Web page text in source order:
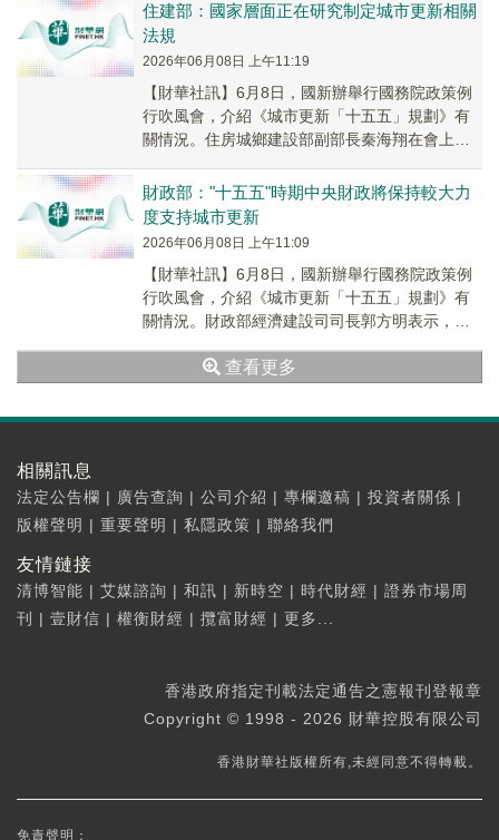
住建部：國家層面正在研究制定城市更新相關
法規
2026年06月08日 上午11:19
【財華社訊】6月8日，國新辦舉行國務院政策例
行吹風會，介紹《城市更新「十五五」規劃》有
關情況。住房城鄉建設部副部長秦海翔在會上表
我們支持...
財政部："十五五"時期中央財政將保持較大力
度支持城市更新
2026年06月08日 上午11:09
【財華社訊】6月8日，國新辦舉行國務院政策例
行吹風會，介紹《城市更新「十五五」規劃》有
關情況。財政部經濟建設司司長郭方明表示，財
務。比如，...查看更多
相關訊息
法定公告欄 | 廣告查詢 | 公司介紹 | 專欄邀稿 | 投資者關係 |
版權聲明 | 重要聲明 | 私隱政策 | 聯絡我們
友情鏈接
清博智能 | 艾媒諮詢 | 和訊 | 新時空 | 時代財經 | 證券市場周
刊
| 壹財信 | 權衡財經 | 攬富財經 | 更多...
香港政府指定刊載法定通告之憲報刊登報章
Copyright © 1998 - 2026 財華控股有限公司
香港財華社版權所有,未經同意不得轉載。
免責聲明：